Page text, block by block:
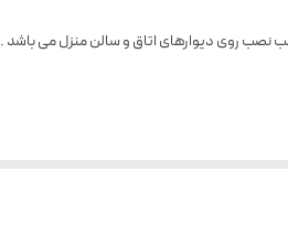
نصب روی دیوارهای اتاق و سالن منزل می باشد .